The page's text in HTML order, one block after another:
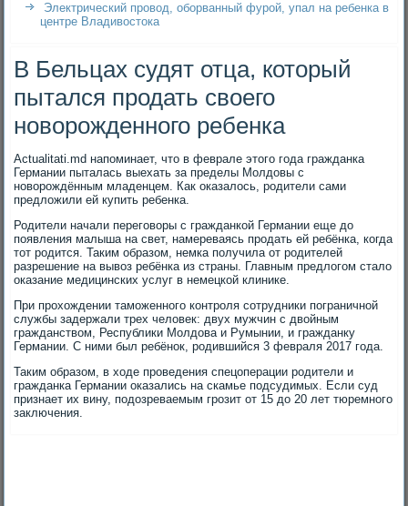
Электрический провод, оборванный фурой, упал на ребенка в
центре Владивостока
В Бельцах судят отца, который
пытался продать своего
новорожденного ребенка
Actualitati.md напоминает, что в феврале этого года гражданка
Германии пыталась выехать за пределы Молдовы с
новорождённым младенцем. Как оказалось, родители сами
предложили ей купить ребенка.
Родители начали переговоры с гражданкой Германии еще до
появления малыша на свет, намереваясь продать ей ребёнка, когда
тот родится. Таким образом, немка получила от родителей
разрешение на вывоз ребёнка из страны. Главным предлогом стало
оказание медицинских услуг в немецкой клинике.
При прохождении таможенного контроля сотрудники пограничной
службы задержали трех человек: двух мужчин с двойным
гражданством, Республики Молдова и Румынии, и гражданку
Германии. С ними был ребёнок, родившийся 3 февраля 2017 года.
Таким образом, в ходе проведения спецоперации родители и
гражданка Германии оказались на скамье подсудимых. Если суд
признает их вину, подозреваемым грозит от 15 до 20 лет тюремного
заключения.